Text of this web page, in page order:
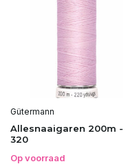
Gütermann
Allesnaaigaren 200m -
320
Op voorraad